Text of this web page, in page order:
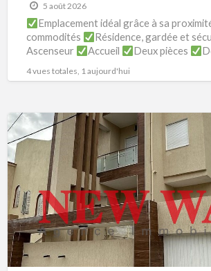
5 août 2026
Emplacement idéal grâce à sa
commodités
Résidence, gardée et
Ascenseur
Accueil Deux pièces
4 vues totales, 1 aujourd'hui